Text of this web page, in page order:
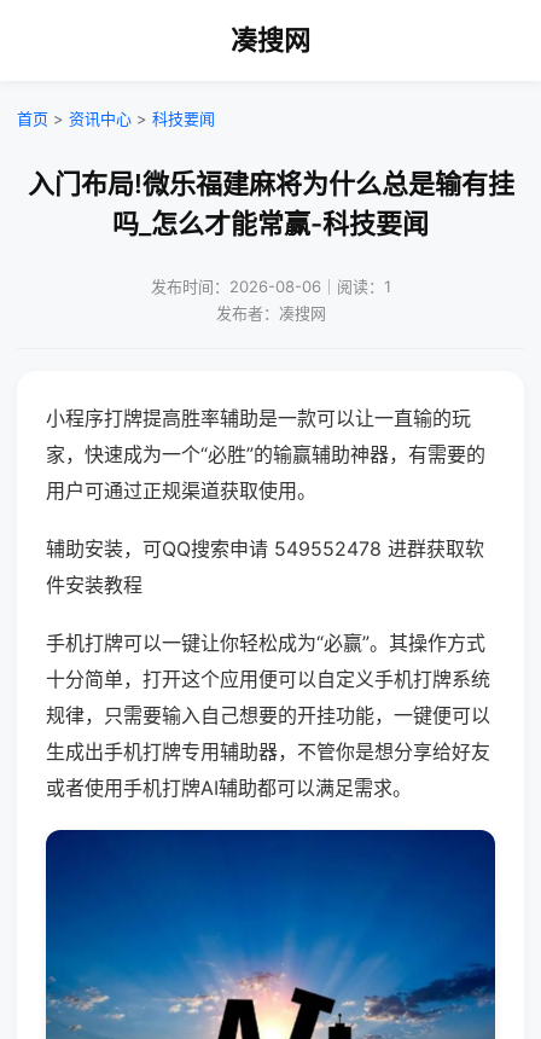
凑搜网
首页 > 资讯中心 > 科技要闻
入门布局!微乐福建麻将为什么总是输有挂
吗_怎么才能常赢-科技要闻
发布时间：2026-08-06｜阅读：1
发布者：凑搜网
小程序打牌提高胜率辅助是一款可以让一直输的玩
家，快速成为一个“必胜”的输赢辅助神器，有需要的
用户可通过正规渠道获取使用。
辅助安装，可QQ搜索申请 549552478 进群获取软
件安装教程
手机打牌可以一键让你轻松成为“必赢”。其操作方式
十分简单，打开这个应用便可以自定义手机打牌系统
规律，只需要输入自己想要的开挂功能，一键便可以
生成出手机打牌专用辅助器，不管你是想分享给好友
或者使用手机打牌AI辅助都可以满足需求。